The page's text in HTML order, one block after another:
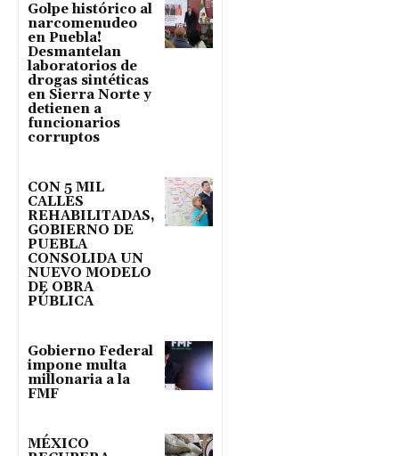
Golpe histórico al
narcomenudeo
en Puebla!
Desmantelan
laboratorios de
drogas sintéticas
en Sierra Norte y
detienen a
funcionarios
corruptos
CON 5 MIL
CALLES
REHABILITADAS,
GOBIERNO DE
PUEBLA
CONSOLIDA UN
NUEVO MODELO
DE OBRA
PÚBLICA
Gobierno Federal
impone multa
millonaria a la
FMF
MÉXICO